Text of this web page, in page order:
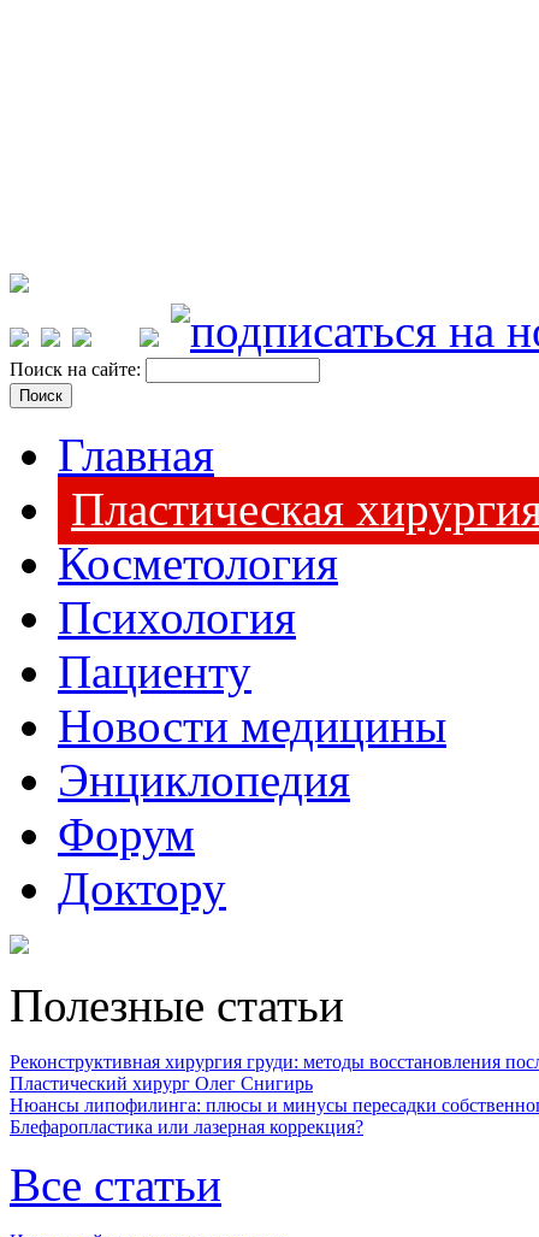
Поиск на сайте:
Главная
Пластическая
Косметология
Психология
Пациенту
Новости медицины
Энциклопедия
Форум
Доктору
Полезные статьи
Реконструктивная хирургия груди: методы восстановления
Пластический хирург Олег Снигирь
Нюансы липофилинга: плюсы и минусы пересадки
Блефаропластика или лазерная коррекция?
Все статьи